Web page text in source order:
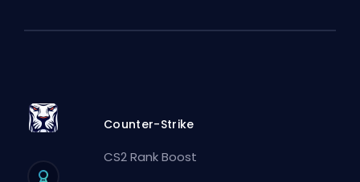
Counter-Strike
CS2 Rank Boost